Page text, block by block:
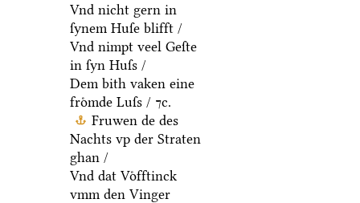
Vnd nicht gern in
ſynem Huſe blifft /
Vnd nimpt veel Geſte
in ſyn Huſs /
Dem bith vaken eine
froͤmde Luſs / ⁊c.
Fruwen de des
Nachts vp der Straten
ghan /
Vnd dat Voͤfftinck
vmm den Vinger